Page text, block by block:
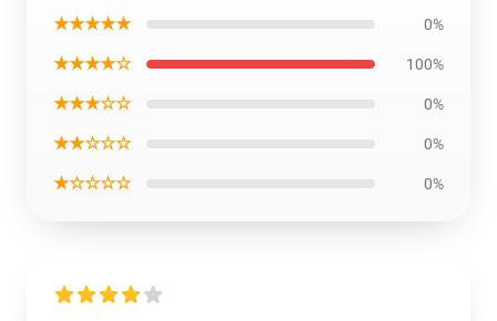
★★★★★ 0%
★★★★☆ 100%
★★★☆☆ 0%
★★☆☆☆ 0%
★☆☆☆☆ 0%